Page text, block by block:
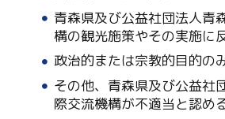
青森県及び公益社団法人青
構の観光施策やその実施に
政治的または宗教的目的の
その他、青森県及び公益社
際交流機構が不適当と認め
Line
Copy URL